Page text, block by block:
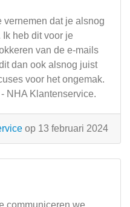
vernemen dat je alsnog
heb dit voor je
van de e-mails
dan ook alsnog juist
voor het ongemak.
NHA Klantenservice.
op 13 februari 2024
communiceren we